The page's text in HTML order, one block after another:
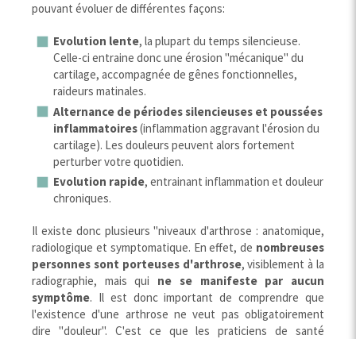
pouvant évoluer de différentes façons:
Evolution lente, la plupart du temps silencieuse.
Celle-ci entraine donc une érosion "mécanique" du
cartilage, accompagnée de gênes fonctionnelles,
raideurs matinales.
Alternance de périodes silencieuses et poussées
inflammatoires(inflammation aggravant l'érosion du
cartilage). Les douleurs peuvent alors fortement
perturber votre quotidien.
Evolution rapide, entrainant inflammation et douleur
chroniques.
Il existe donc plusieurs "niveaux d'arthrose : anatomique,
radiologique et symptomatique. En effet, de nombreuses
personnes sont porteuses d'arthrose, visiblement à la
radiographie, mais qui ne se manifeste par aucun
symptôme. Il est donc important de comprendre que
l'existence d'une arthrose ne veut pas obligatoirement
dire "douleur". C'est ce que les praticiens de santé